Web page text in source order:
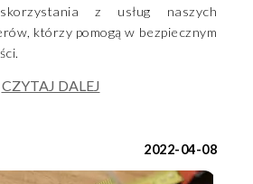
z usług naszych
którzy pomogą w bezpiecznym
CZYTAJ DALEJ
2022-04-08